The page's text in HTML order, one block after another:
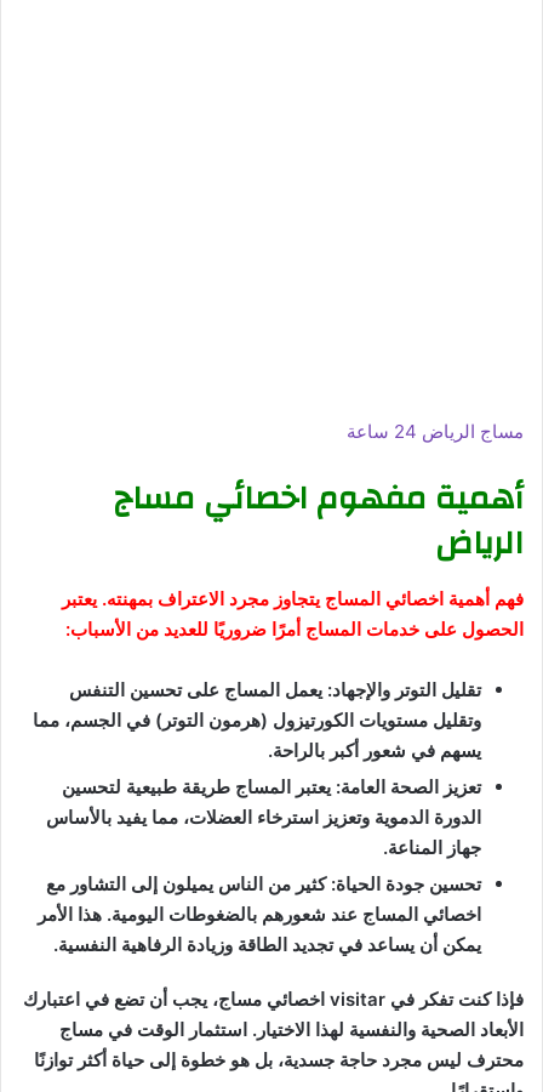
مساج الرياض 24 ساعة
أهمية مفهوم اخصائي مساج
الرياض
فهم أهمية اخصائي المساج يتجاوز مجرد الاعتراف بمهنته. يعتبر
الحصول على خدمات المساج أمرًا ضروريًا للعديد من الأسباب:
تقليل التوتر والإجهاد: يعمل المساج على تحسين التنفس
وتقليل مستويات الكورتيزول (هرمون التوتر) في الجسم، مما
يسهم في شعور أكبر بالراحة.
تعزيز الصحة العامة: يعتبر المساج طريقة طبيعية لتحسين
الدورة الدموية وتعزيز استرخاء العضلات، مما يفيد بالأساس
جهاز المناعة.
تحسين جودة الحياة: كثير من الناس يميلون إلى التشاور مع
اخصائي المساج عند شعورهم بالضغوطات اليومية. هذا الأمر
يمكن أن يساعد في تجديد الطاقة وزيادة الرفاهية النفسية.
فإذا كنت تفكر في visitar اخصائي مساج، يجب أن تضع في اعتبارك
الأبعاد الصحية والنفسية لهذا الاختيار. استثمار الوقت في مساج
محترف ليس مجرد حاجة جسدية، بل هو خطوة إلى حياة أكثر توازنًا